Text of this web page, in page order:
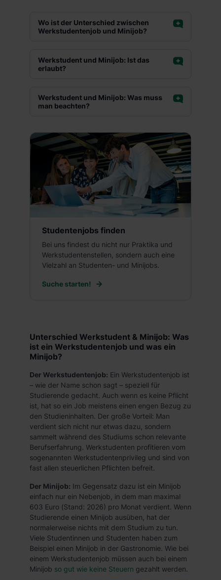
Wo ist der Unterschied zwischen
Werkstudentenjob und Minijob?
Werkstudent und Minijob: Ist das
erlaubt?
Werkstudent und Minijob: Was muss
man beachten?
Studentenjobs finden
Bei uns findest du nicht nur Praktika und
Werkstudentenstellen, sondern auch eine
Vielzahl an Studenten- und Minijobs.
Suche starten!
Unterschied Werkstudent & Minijob: Was
ist ein Werkstudentenjob und was ein
Minijob?
Der Werkstudentenjob: Ein Werkstudentenjob ist
– wie der Name schon sagt – speziell für
Studierende gedacht. Auch wenn es keine Pflicht
ist, hat so ein Job meistens einen engen Bezug zu
den Studieninhalten. Der große Vorteil: Man
verdient sich nicht nur etwas dazu, sondern
sammelt während des Studiums schon relevante
Berufserfahrung. Werkstudenten profitieren vom
sogenannten Werkstudentenprivileg und sind von
fast allen steuerlichen Pflichten befreit.
Der Minijob: Im Gegensatz dazu ist ein Minijob
einfach nur ein Nebenjob, in dem man maximal
603 Euro (Stand: 2026) pro Monat verdient. Wenn
Studierende einen Minijob ausüben, hat der
normalerweise nichts mit dem Studium zu tun.
Viele Studentinnen und Studenten haben zum
Beispiel einen Minijob in der Gastronomie. Wie bei
einem Werkstudentenjob müssen auch bei einem
Minijob so gut wie keine Steuern gezahlt werden.